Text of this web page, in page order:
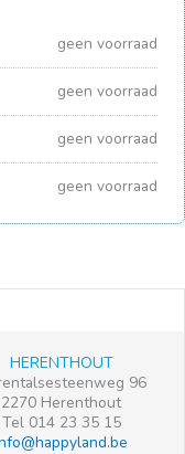
geen voorraad
geen voorraad
geen voorraad
geen voorraad
HERENTHOUT
96
2270 Herenthout
Tel 014 23 35 15